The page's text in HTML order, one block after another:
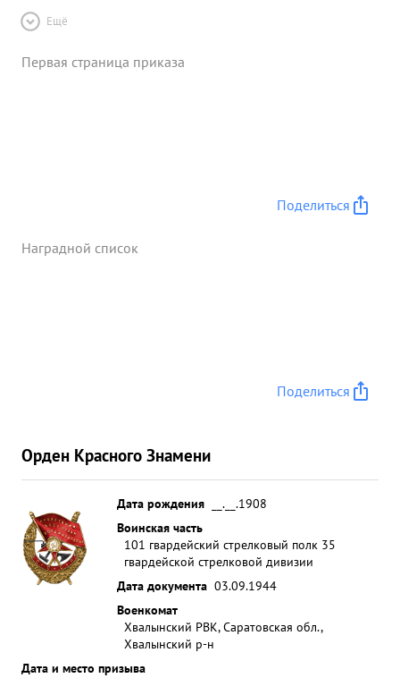
Ещё
Первая страница приказа
Поделиться
Наградной список
Поделиться
Орден Красного Знамени
Дата рождения
__.__.1908
Воинская часть
101 гвардейский стрелковый полк 35
гвардейской стрелковой дивизии
Дата документа 03.09.1944
Военкомат
Хвалынский РВК, Саратовская обл.,
Хвалынский р-н
Дата и место призыва